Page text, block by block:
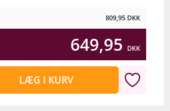
809,95 DKK
649,95 DKK
LÆG I KURV